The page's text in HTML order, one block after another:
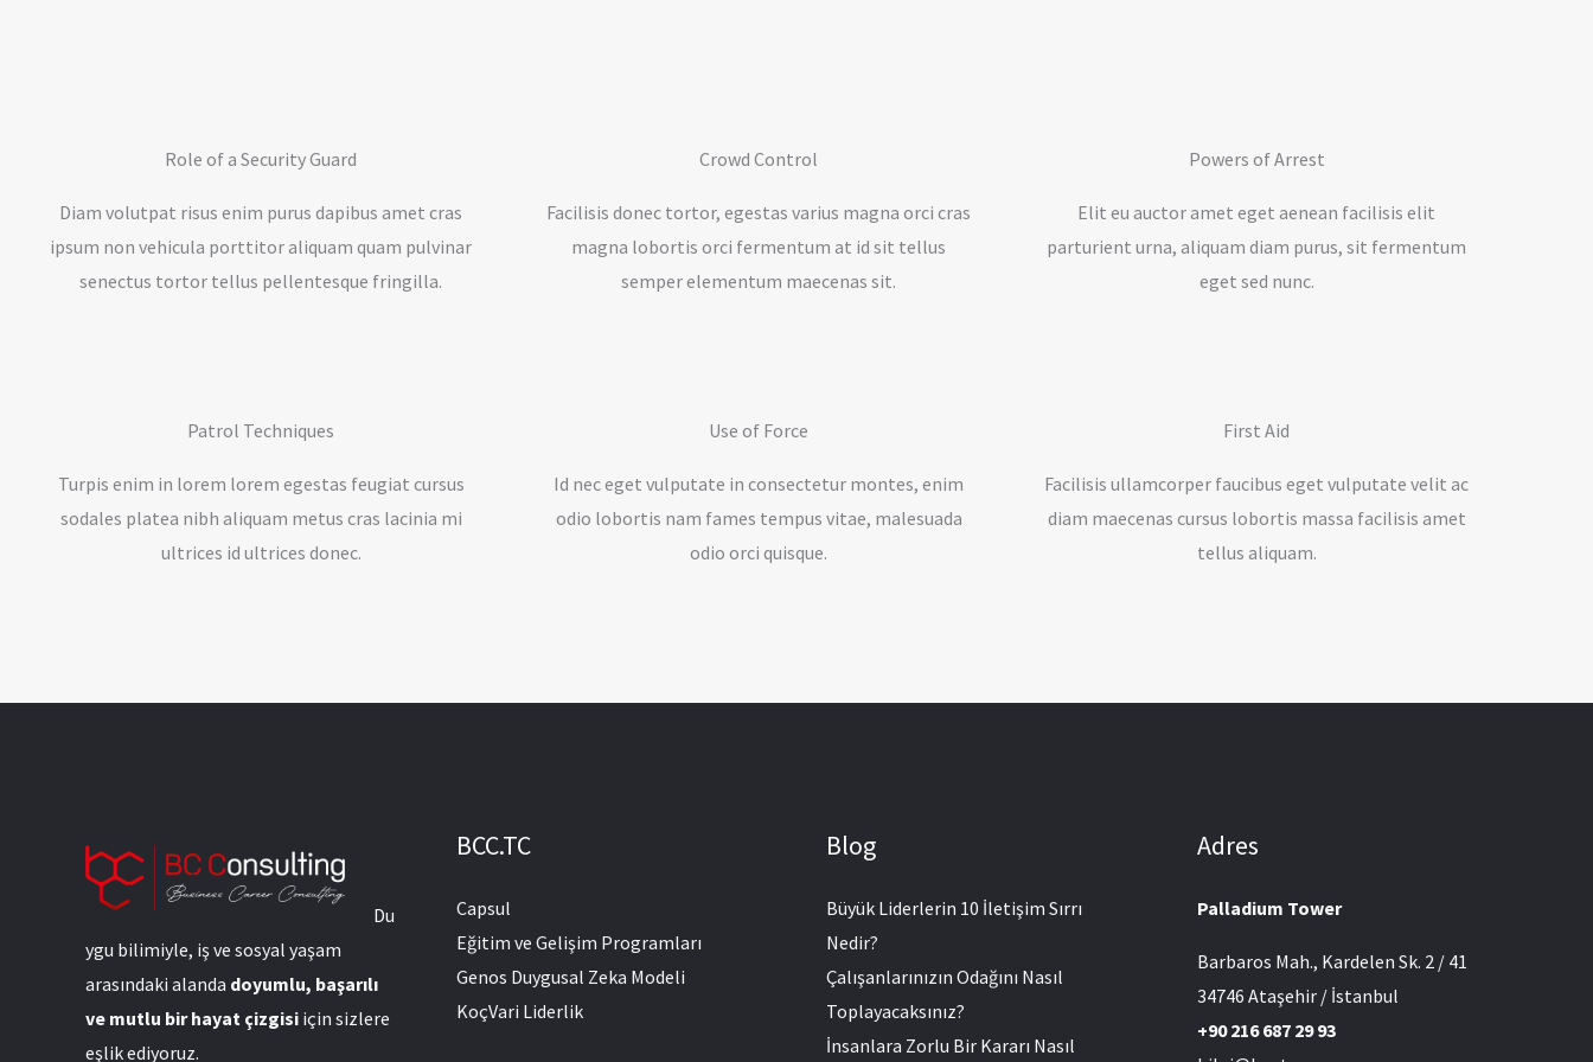
Role of a Security Guard
Diam volutpat risus enim purus dapibus amet cras
ipsum non vehicula porttitor aliquam quam pulvinar
senectus tortor tellus pellentesque fringilla.
Crowd Control
Facilisis donec tortor, egestas varius magna orci cras
magna lobortis orci fermentum at id sit tellus
semper elementum maecenas sit.
Powers of Arrest
Elit eu auctor amet eget aenean facilisis elit
parturient urna, aliquam diam purus, sit fermentum
eget sed nunc.
Patrol Techniques
Turpis enim in lorem lorem egestas feugiat cursus
sodales platea nibh aliquam metus cras lacinia mi
ultrices id ultrices donec.
Use of Force
Id nec eget vulputate in consectetur montes, enim
odio lobortis nam fames tempus vitae, malesuada
odio orci quisque.
First Aid
Facilisis ullamcorper faucibus eget vulputate velit ac
diam maecenas cursus lobortis massa facilisis amet
tellus aliquam.
Du
ygu bilimiyle, iş ve sosyal yaşam
arasındaki alanda doyumlu, başarılı
ve mutlu bir hayat çizgisi için sizlere
eşlik ediyoruz.
BCC.TC
Capsul
Eğitim ve Gelişim Programları
Genos Duygusal Zeka Modeli
KoçVari Liderlik
Blog
Büyük Liderlerin 10 İletişim Sırrı
Nedir?
Çalışanlarınızın Odağını Nasıl
Toplayacaksınız?
İnsanlara Zorlu Bir Kararı Nasıl
Adres
Palladium Tower
Barbaros Mah., Kardelen Sk. 2 / 41
34746 Ataşehir / İstanbul
+90 216 687 29 93